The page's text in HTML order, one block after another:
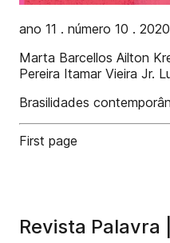
ano 11 . número 10 .
Marta Barcellos Ailton
Pereira Itamar Vieira Jr.
Brasilidades
First page
Revista Palavra